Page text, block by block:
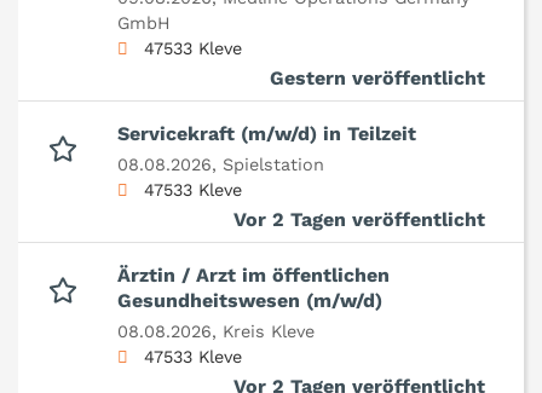
GmbH
47533 Kleve
Gestern veröffentlicht
Servicekraft (m/w/d) in Teilzeit
08.08.2026, Spielstation
47533 Kleve
Vor 2 Tagen veröffentlicht
Ärztin / Arzt im öffentlichen
Gesundheitswesen (m/w/d)
08.08.2026, Kreis Kleve
47533 Kleve
Vor 2 Tagen veröffentlicht